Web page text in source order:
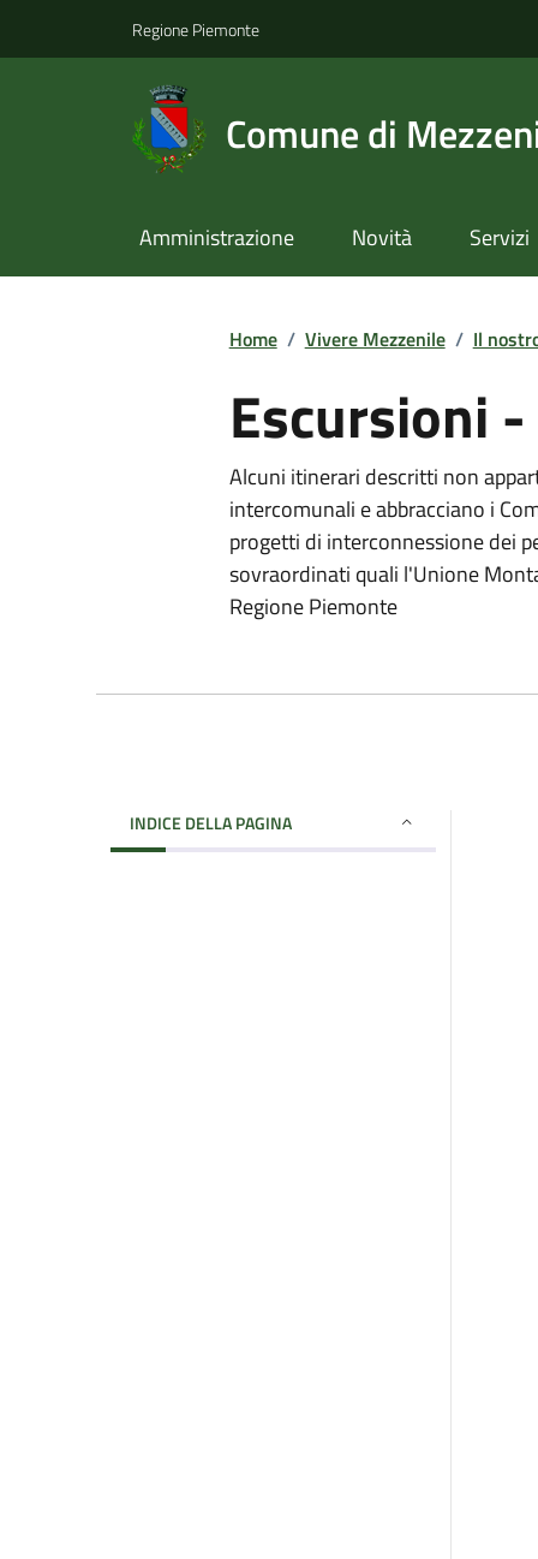
Regione Piemonte
Comune di
Amministrazione Novità Servizi
Home / Vivere Mezzenile / Il
Escursioni
Alcuni itinerari descritti non
intercomunali e abbracciano i
progetti di interconnessione dei
sovraordinati quali l'Unione
Regione Piemonte
INDICE DELLA PAGINA